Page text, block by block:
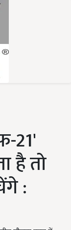
21'
है तो
: